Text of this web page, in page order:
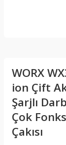
WORX
ion Çift
Şarjlı
Çok
Çakısı